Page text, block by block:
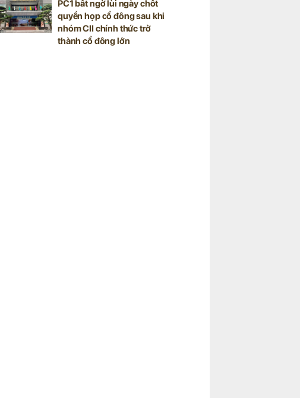
PC1 bất ngờ lùi ngày chốt
quyền họp cổ đông sau khi
nhóm CII chính thức trở
thành cổ đông lớn